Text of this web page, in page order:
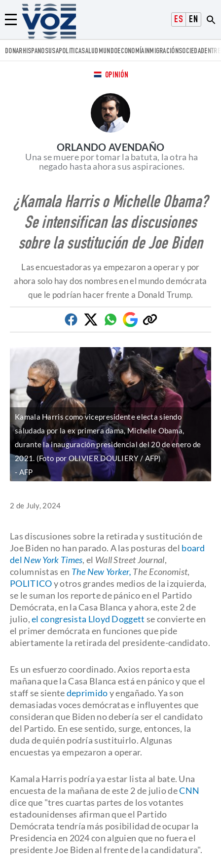
ESPAÑOLENGLISH
Menú
Voz.us
DONARHISPANOSUSAPOLITICASALUD MUNDOECONOMÍAINMIGRACIÓNSOCIEDAD
OPINIÓN
ORLANDO AVENDAÑO
Una se muere por tomar la batuta, la otra ha
negado hasta ahora sus aspiraciones.
¿Kamala Harris o Michelle Obama?
Se intensifican las discusiones
sobre la sustitución de Joe Biden
Las encuestadoras ya empezaron a operar y por
ahora solo hay dos nombres en el mundo demócrata
que le podrían hacer frente a Donald Trump.
FacebookTwitterWhatsapp
Google
Discover
Copiar
enlace
Kamala Harris como vicepresidente electa siendo
saludada por la ex primera dama, Michelle Obama,
durante la inauguración presidencial del 20 de enero de
2021. (Foto por OLIVIER DOULIERY / AFP)
AFP
2 de July, 2024
Las discusiones sobre la retirada y sustitución de
Joe Biden no han parado. A las posturas del board
del New York Times, el Wall Street Journal,
columnistas en The New Yorker, The Economist,
POLITICOy otros grandes medios de la izquierda,
se le suman los reporte de pánico en el Partido
Demócrata, en la Casa Blanca y ahora, este 2 de
julio,el congresista Lloyd Doggett se convierte en
el primer demócrata en funciones que pide
abiertamente la retirada del presidente-candidato.
Es un esfuerzo coordinado. Axios reporta esta
mañana que la Casa Blanca está en pánico y que el
staff se sientedeprimidoy engañado. Ya son
demasiadas voces demócratas e influyentes que
consideran que Biden no debería ser el candidato
del Partido. En ese sentido, surge, entonces, la
duda de quién podría sustituirlo. Algunas
encuestas ya empezaron a operar.
Kamala Harris podría ya estar lista al bate. Una
encuesta de la mañana de este 2 de julio deCNN
dice que "tres cuartas partes de los votantes
estadounidenses afirman que el Partido
Demócrata tendría más posibilidad de ocupar la
Presidencia en 2024 con alguien que no fuera el
presidente Joe Biden al frente de la candidatura".